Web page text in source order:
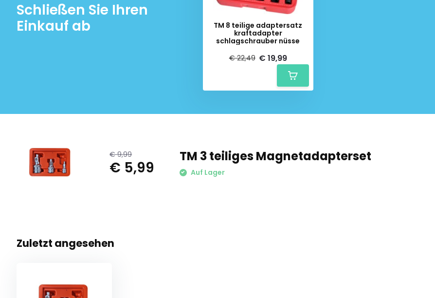
Schließen Sie Ihren
Einkauf ab
TM 8 teilige adaptersatz
kraftadapter
schlagschrauber nüsse
€ 22,49 € 19,99
€ 9,99
€ 5,99
TM 3 teiliges Magnetadapterset
Auf Lager
Zuletzt angesehen